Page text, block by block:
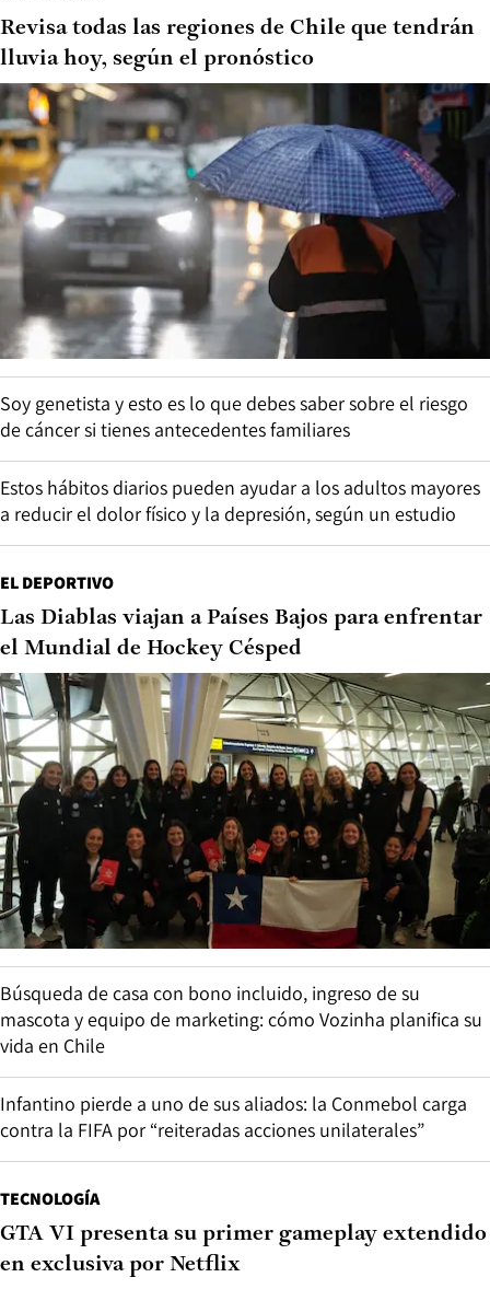
Revisa todas las regiones de Chile que tendrán
lluvia hoy, según el pronóstico
Soy genetista y esto es lo que debes saber sobre el riesgo
de cáncer si tienes antecedentes familiares
Estos hábitos diarios pueden ayudar a los adultos mayores
a reducir el dolor físico y la depresión, según un estudio
EL DEPORTIVO
Las Diablas viajan a Países Bajos para enfrentar
el Mundial de Hockey Césped
Búsqueda de casa con bono incluido, ingreso de su
mascota y equipo de marketing: cómo Vozinha planifica su
vida en Chile
Infantino pierde a uno de sus aliados: la Conmebol carga
contra la FIFA por “reiteradas acciones unilaterales”
TECNOLOGÍA
GTA VI presenta su primer gameplay extendido
en exclusiva por Netflix